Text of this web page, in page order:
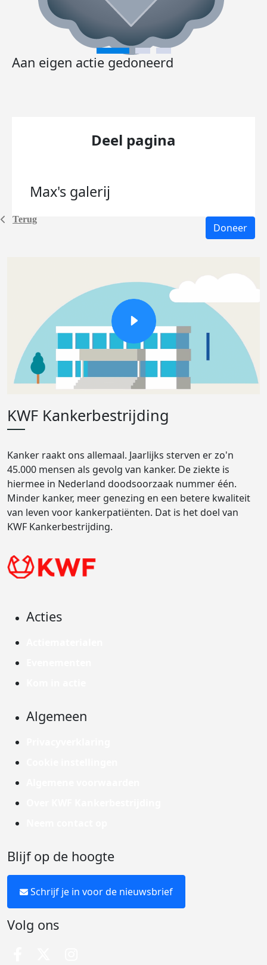
Terug
Aan eigen actie gedoneerd
Deel pagina
Max's galerij
Doneer
KWF Kankerbestrijding
Kanker raakt ons allemaal. Jaarlijks sterven er zo'n
45.000 mensen als gevolg van kanker. De ziekte is
hiermee in Nederland doodsoorzaak nummer één.
Minder kanker, meer genezing en een betere kwaliteit
van leven voor kankerpatiënten. Dat is het doel van
KWF Kankerbestrijding.
Acties
Algemeen
Blijf op de hoogte
Schrijf je in voor de nieuwsbrief
Volg ons